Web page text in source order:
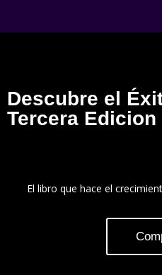
Descubre el
Tercera Edicion
El libro que hace el